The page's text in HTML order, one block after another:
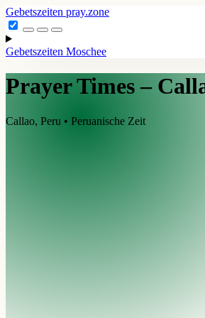
Gebetszeiten pray.zone
Gebetszeiten Moschee
Prayer Times –
Callao, Peru • Peruanische Zeit